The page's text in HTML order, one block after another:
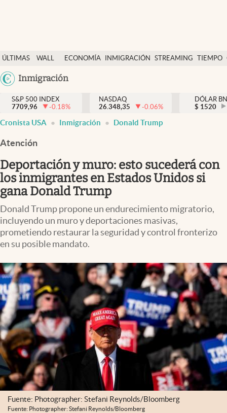
ÚLTIMAS
NOTICIAS
WALL
Y
DÓLAR
ECONOMÍA INMIGRACIÓN STREAMING TIEMPO
México
Inmigración
Finanzas y economía
Wall Street y dólar
Inmigración
Espiritual
Streaming
PC y mobile
Lifestyle
S&P 500 INDEX
7709,96
-0.18%
NASDAQ
26.348,35
-0.06%
DÓLAR
$ 1520
Cronista USA Inmigración Donald Trump
Atención
Deportación y muro: esto sucederá con
los inmigrantes en Estados Unidos si
gana Donald Trump
Donald Trump propone un endurecimiento migratorio,
incluyendo un muro y deportaciones masivas,
prometiendo restaurar la seguridad y control fronterizo
en su posible mandato.
Fuente: Photographer: Stefani Reynolds/Bloomberg
Fuente: Photographer: Stefani Reynolds/Bloomberg